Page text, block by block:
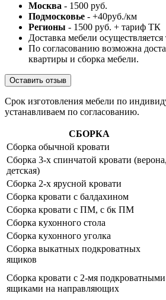
Москва - 1500 руб.
Подмосковье - +40руб./км
Регионы - 1500 руб. + тариф ТК
Доставка мебели осуществляется
По согласованию возможна
квартиры и сборка мебели.
Оставить отзыв
Срок изготовления мебели по
устанавливаем по согласованию.
СБОРКА
Сборка обычной кровати
Сборка 3-х спинчатой кровати (верона,
детская)
Сборка 2-х ярусной кровати
Сборка кровати с балдахином
Сборка кровати с ПМ, с бк ПМ
Сборка кухонного стола
Сборка кухонного уголка
Сборка выкатных подкроватных
ящиков
Сборка кровати с 2-мя подкроватными
ящиками на направляющих